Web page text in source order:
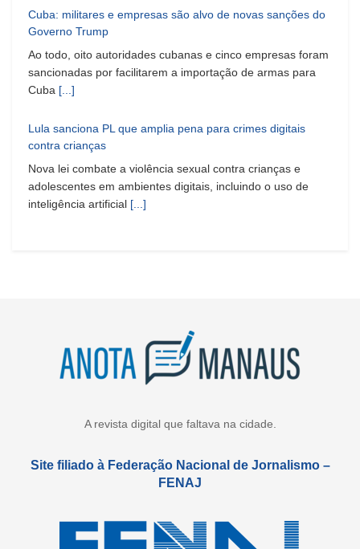
Cuba: militares e empresas são alvo de novas sanções do
Governo Trump
Ao todo, oito autoridades cubanas e cinco empresas foram
sancionadas por facilitarem a importação de armas para
Cuba [...]
Lula sanciona PL que amplia pena para crimes digitais
contra crianças
Nova lei combate a violência sexual contra crianças e
adolescentes em ambientes digitais, incluindo o uso de
inteligência artificial [...]
A revista digital que faltava na cidade.
Site filiado à Federação Nacional de Jornalismo –
FENAJ